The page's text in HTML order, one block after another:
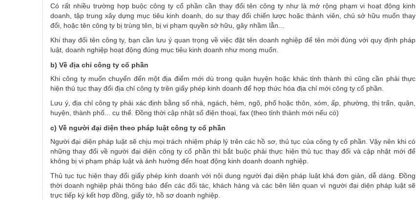
Có rất nhiều trường hợp buộc công ty cổ phần cần thay đổi tên công ty như là mở rộng phạm vi hoạt động kinh
doanh, tập trung xây dựng mục tiêu kinh doanh, do sự thay đổi chiến lược hoặc thành viên, chủ sở hữu muốn thay
đổi, hoặc tên công ty bị trùng tên, bị vi phạm quyền sở hữu, gây nhầm lẫn...
Khi thay đổi tên công ty, bạn cần lưu ý quan trọng về việc đặt tên doanh nghiệp để tên mới đúng với quy định pháp
luật, doanh nghiệp hoạt động đúng mục tiêu kinh doanh như mong muốn.
b) Về địa chỉ công ty cổ phần
Khi công ty muốn chuyển đến một địa điểm mới dù trong quận huyện hoặc khác tỉnh thành thì cũng cần phải thực
hiện thủ tục thay đổi địa chỉ công ty trên giấy phép kinh doanh để hợp thức hóa địa chỉ mới công ty cổ phần.
Lưu ý, địa chỉ công ty phải xác định bằng số nhà, ngách, hẻm, ngõ, phố hoặc thôn, xóm, ấp, phường, thị trấn, quận,
huyện, thành phố... cụ thể. Đồng thời cập nhật số điện thoại, fax (theo tỉnh thành mới nếu có)
c) Về người đại diện theo pháp luật công ty cổ phần
Người đại diện pháp luật sẽ chịu mọi trách nhiệm pháp lý trên các hồ sơ, thủ tục của công ty cổ phần. Vậy nên khi có
những thay đổi về người đại diện công ty cổ phần thì bắt buộc phải thực hiện thủ tục thay đổi và cập nhật mới để
không bị vi phạm pháp luật và ảnh hưởng đến hoạt động kinh doanh doanh nghiệp.
Thủ tục tục hiện thay đổi giấy phép kinh doanh với nội dung người đại diện pháp luật khá đơn giản, dễ dàng. Đồng
thời doanh nghiệp phải thông báo đến các đối tác, khách hàng và các bên liên quan vì người đại diện pháp luật sẽ
trực tiếp ký kết hợp đồng, giấy tờ, hồ sơ doanh nghiệp.